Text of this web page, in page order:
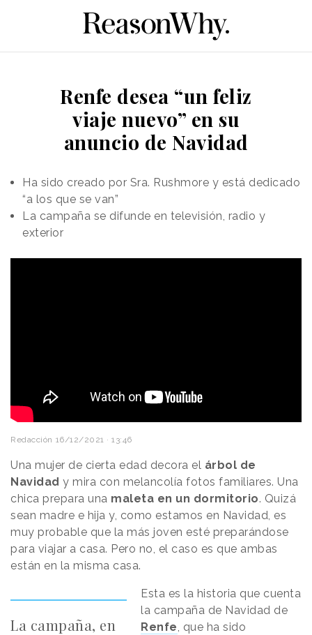
Renfe desea “un feliz
viaje nuevo” en su
anuncio de Navidad
Ha sido creado por Sra. Rushmore y está dedicado
“a los que se van”
La campaña se difunde en televisión, radio y
exterior
Redacción 16/12/2021 · 13:46
Una mujer de cierta edad decora el árbol de
Navidad y mira con melancolía fotos familiares. Una
chica prepara una maleta en un dormitorio. Quizá
sean madre e hija y, como estamos en Navidad, es
muy probable que la más joven esté preparándose
para viajar a casa. Pero no, el caso es que ambas
están en la misma casa.
La campaña, en
Esta es la historia que cuenta
la campaña de Navidad de
Renfe, que ha sido